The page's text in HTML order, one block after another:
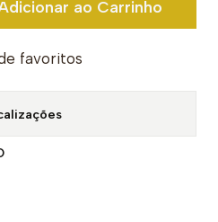
ao Carrinho
favoritos